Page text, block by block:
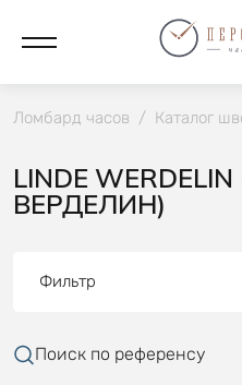
Ломбард часов / Каталог
LINDE
ВЕРДЕЛИН)
Фильтр
Поиск по референсу